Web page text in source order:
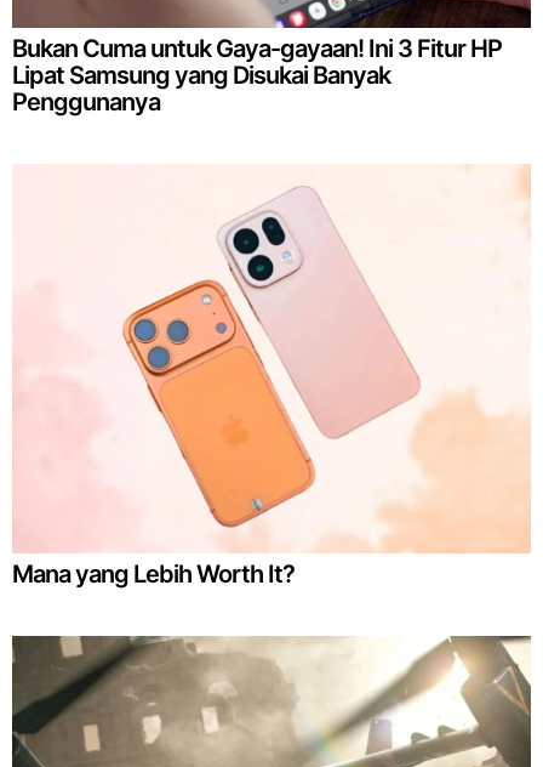
Bukan Cuma untuk Gaya-gayaan! Ini 3 Fitur HP
Lipat Samsung yang Disukai Banyak
Penggunanya
Mana yang Lebih Worth It?